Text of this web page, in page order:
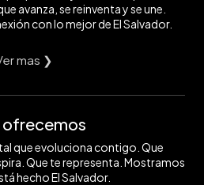
avanza, se reinventa y se une.
con lo mejor de El Salvador.
mas ❯
ofrecemos
que evoluciona contigo. Que
Que te representa. Mostramos
hecho El Salvador.